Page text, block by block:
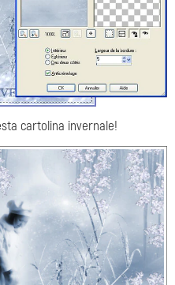
cartolina invernale!